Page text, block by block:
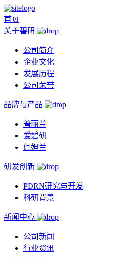
首页
关于碧研
公司简介
企业文化
发展历程
公司荣誉
品牌与产品
普丽兰
爱碧研
佩妲兰
研发创新
PDRN研究与开发
科研背景
新闻中心
公司新闻
行业资讯